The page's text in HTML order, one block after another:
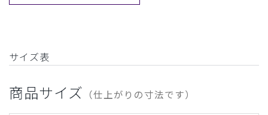
サイズ表
商品サイズ （仕上がりの寸法です）